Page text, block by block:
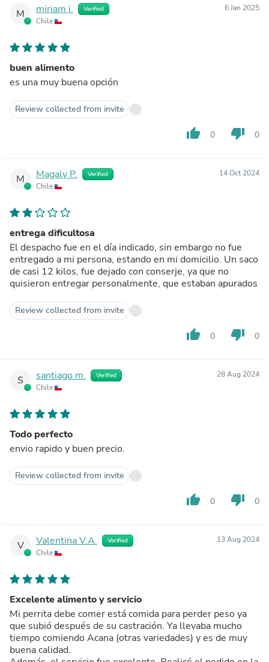
M miriam i. Verified
Chile
6 Jan 2025
buen alimento
es una muy buena opción
Review collected from invite
thumb_up 0 thumb_down 0
M Magaly P. Verified
Chile
14 Oct 2024
entrega dificultosa
El despacho fue en el día indicado, sin embargo no fue
entregado a mi persona, estando en mi domicilio. Un saco
de casi 12 kilos, fue dejado con conserje, ya que no
quisieron entregar personalmente, que estaban apurados
Review collected from invite
thumb_up 0 thumb_down 0
S santiago m. Verified
Chile
28 Aug 2024
Todo perfecto
envio rapido y buen precio.
Review collected from invite
thumb_up 0 thumb_down 0
V Valentina V.A. Verified
Chile
13 Aug 2024
Excelente alimento y servicio
Mi perrita debe comer está comida para perder peso ya
que subió después de su castración. Ya llevaba mucho
tiempo comiendo Acana (otras variedades) y es de muy
buena calidad.